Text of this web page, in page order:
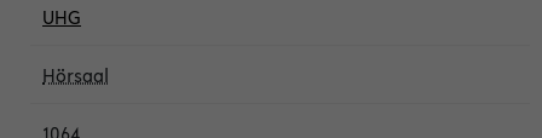
UHG
Hörsaal